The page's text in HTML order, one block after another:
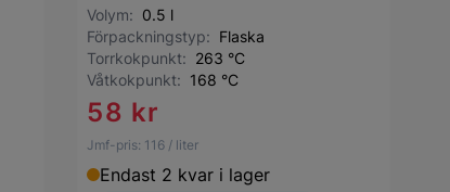
Volym: 0.5 l
Förpackningstyp: Flaska
Torrkokpunkt: 263 °C
Våtkokpunkt: 168 °C
58 kr
Jmf-pris: 116 / liter
Endast 2 kvar i lager